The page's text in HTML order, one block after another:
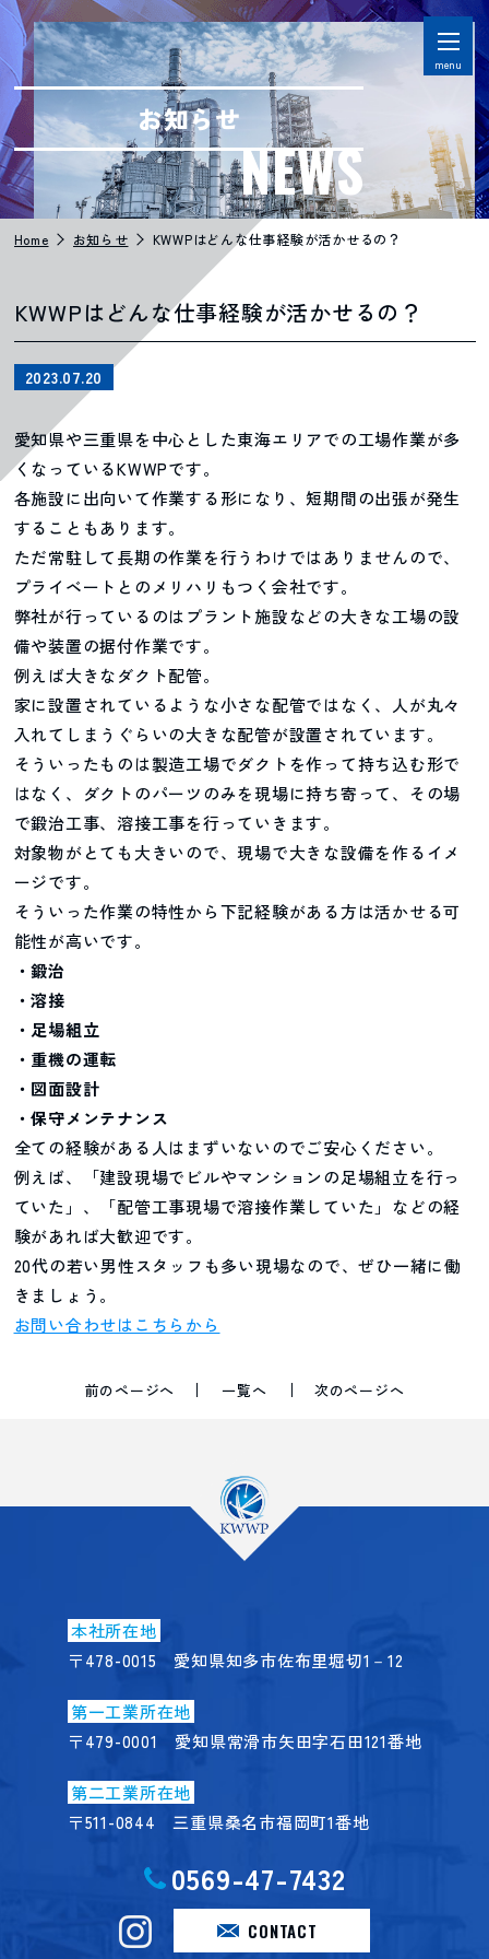
menu
お知らせ
NEWS
Home お知らせ KWWPはどんな仕事経験が活かせるの？
KWWPはどんな仕事経験が活かせるの？
2023.07.20
愛知県や三重県を中心とした東海エリアでの工場作業が多
くなっているKWWPです。
各施設に出向いて作業する形になり、短期間の出張が発生
することもあります。
ただ常駐して長期の作業を行うわけではありませんので、
プライベートとのメリハリもつく会社です。
弊社が行っているのはプラント施設などの大きな工場の設
備や装置の据付作業です。
例えば大きなダクト配管。
家に設置されているような小さな配管ではなく、人が丸々
入れてしまうぐらいの大きな配管が設置されています。
そういったものは製造工場でダクトを作って持ち込む形で
はなく、ダクトのパーツのみを現場に持ち寄って、その場
で鍛治工事、溶接工事を行っていきます。
対象物がとても大きいので、現場で大きな設備を作るイメ
ージです。
そういった作業の特性から下記経験がある方は活かせる可
能性が高いです。
・鍛治
・溶接
・足場組立
・重機の運転
・図面設計
・保守メンテナンス
全ての経験がある人はまずいないのでご安心ください。
例えば、「建設現場でビルやマンションの足場組立を行っ
ていた」、「配管工事現場で溶接作業していた」などの経
験があれば大歓迎です。
20代の若い男性スタッフも多い現場なので、ぜひ一緒に働
きましょう。
お問い合わせはこちらから
前のページへ 一覧へ 次のページへ
本社所在地
〒478-0015 愛知県知多市佐布里堀切1－12
第一工業所在地
〒479-0001 愛知県常滑市矢田字石田121番地
第二工業所在地
〒511-0844 三重県桑名市福岡町1番地
0569-47-7432
CONTACT